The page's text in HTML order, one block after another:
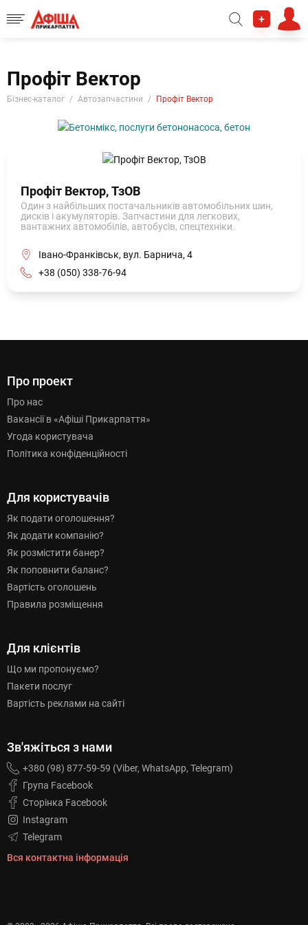
+
Профіт Вектор
Бізнес-каталог Автозапчастини Профіт Вектор
Профіт Вектор, ТзОВ
Один з найбільших постачальників автомобільних шин,
дисків і акумуляторів. Запчастини для легкових,
вантажних автомобілів, автобусів, спецтехніки.
Івано-Франківськ, вул. Барнича, 4
+38 (050) 338-76-94
Про проект
Про нас
Вакансії в «Афіші Прикарпаття»
Угода користувача
Політика конфіденційності
Для користувачів
Як подати оголошення?
Як додати компанію?
Як розмістити банер?
Як поповнити баланс?
Вартість оголошень
Правила розміщення
Для клієнтів
Що ми пропонуємо?
Пакети послуг
Вартість реклами на сайті
Зв'яжіться з нами
+380 (98) 877-59-59 (Viber, WhatsApp, Telegram)
Група Facebook
Сторінка Facebook
Instagram
Telegram
Вся контактна інформація